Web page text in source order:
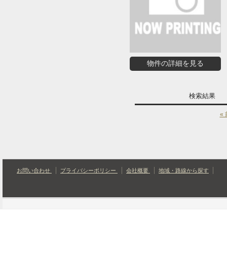
物件の詳細を見る
検索結果
«
お問い合わせ プライバシーポリシー 会社概要 地域・路線から探す